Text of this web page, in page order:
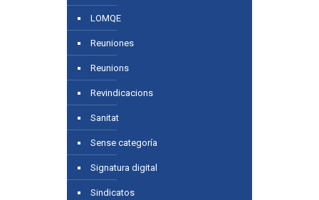
LOMQE
Reuniones
Reunions
Revindicacions
Sanitat
Sense categoría
Signatura digital
Sindicatos